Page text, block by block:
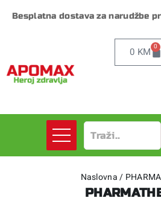
Besplatna dostava za narudžbe
0 KM 0
Naslovna /